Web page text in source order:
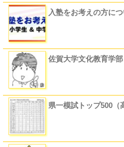
入塾をお考えの方に
佐賀大学文化教育学
県一模試トップ500（